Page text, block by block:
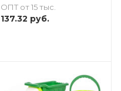
ОПТ от 15 тыс.
137.32 руб.